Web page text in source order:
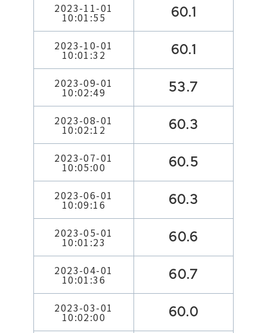
2023-11-01
10:01:55 60.1
2023-10-01
10:01:32 60.1
2023-09-01
10:02:49 53.7
2023-08-01
10:02:12 60.3
2023-07-01
10:05:00 60.5
2023-06-01
10:09:16 60.3
2023-05-01
10:01:23 60.6
2023-04-01
10:01:36 60.7
2023-03-01
10:02:00 60.0